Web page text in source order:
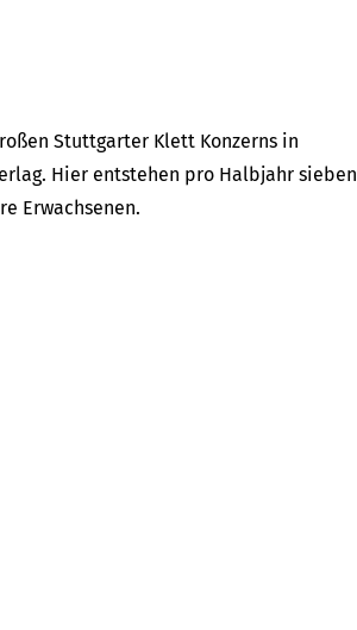
Stuttgarter Klett Konzerns in
Hier entstehen pro Halbjahr sieben
Erwachsenen.